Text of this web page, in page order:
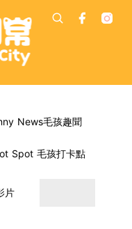
News毛孩趣聞
Spot 毛孩打卡點
片